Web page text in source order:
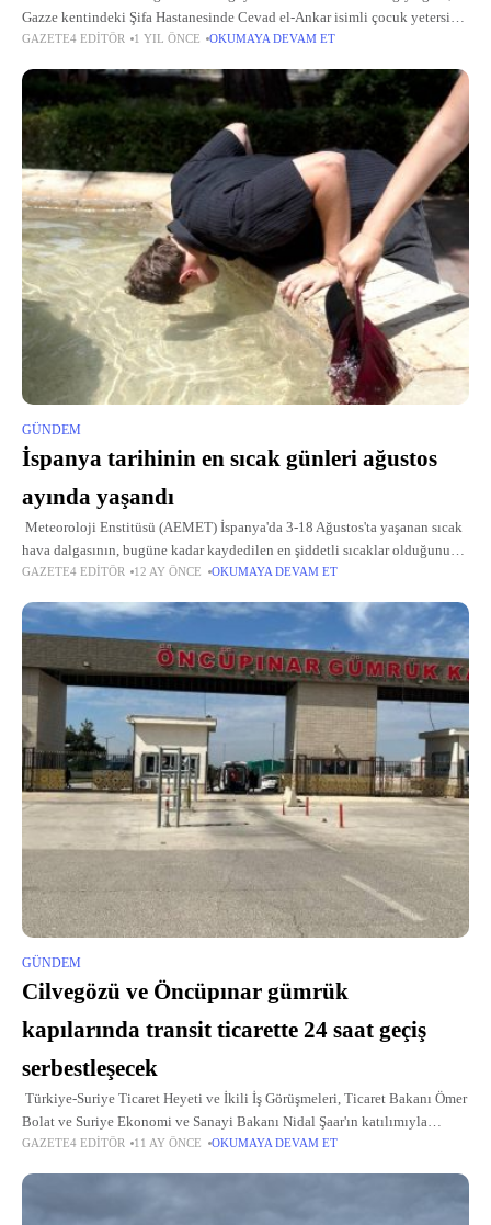
Gazze kentindeki Şifa Hastanesinde Cevad el-Ankar isimli çocuk yetersiz
beslenme nedeniyle yaşamını yitirdi. Gazze'deki Filistin hükümetinin
GAZETE4 EDITÖR 1 YIL ÖNCE OKUMAYA DEVAM ET
GÜNDEM
İspanya tarihinin en sıcak günleri ağustos
ayında yaşandı
Meteoroloji Enstitüsü (AEMET) İspanya'da 3-18 Ağustos'ta yaşanan sıcak
hava dalgasının, bugüne kadar kaydedilen en şiddetli sıcaklar olduğunu
duyurdu. Bu yazın ikinci sıcak hava dalgasını ağustos ayında yaşayan
GAZETE4 EDITÖR 12 AY ÖNCE OKUMAYA DEVAM ET
GÜNDEM
Cilvegözü ve Öncüpınar gümrük
kapılarında transit ticarette 24 saat geçiş
serbestleşecek
Türkiye-Suriye Ticaret Heyeti ve İkili İş Görüşmeleri, Ticaret Bakanı Ömer
Bolat ve Suriye Ekonomi ve Sanayi Bakanı Nidal Şaar'ın katılımıyla
yapıldı. Bakan Bolat, 62. Şam Uluslararası Fuarı kapsamında
GAZETE4 EDITÖR 11 AY ÖNCE OKUMAYA DEVAM ET